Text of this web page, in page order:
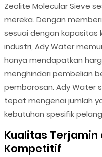
Zeolite Molecular Sieve
mereka. Dengan
sesuai dengan kapasitas
industri, Ady Water
hanya mendapatkan
menghindari pembelian
pemborosan. Ady Water
tepat mengenai jumlah
kebutuhan spesifik
Kualitas Terjamin
Kompetitif